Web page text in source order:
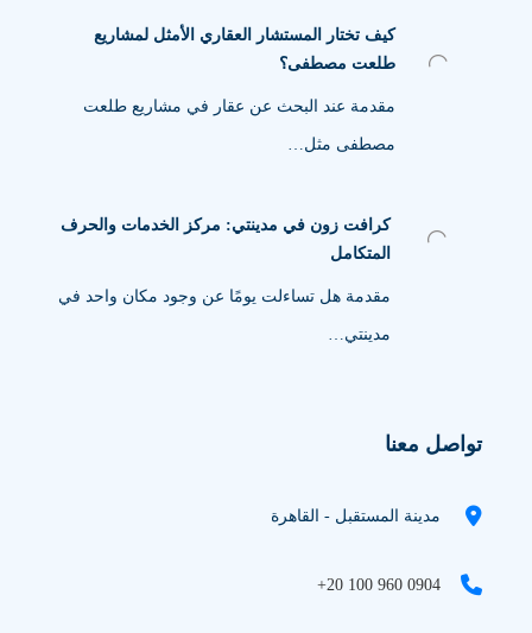
كيف تختار المستشار العقاري الأمثل لمشاريع
طلعت مصطفى؟
مقدمة عند البحث عن عقار في مشاريع طلعت
مصطفى مثل…
كرافت زون في مدينتي: مركز الخدمات والحرف
المتكامل
مقدمة هل تساءلت يومًا عن وجود مكان واحد في
مدينتي…
تواصل معنا
مدينة المستقبل - القاهرة
+20 100 960 0904